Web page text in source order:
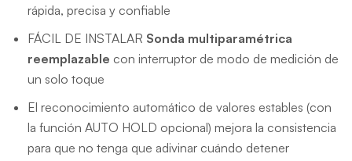
rápida, precisa y confiable
FÁCIL DE INSTALAR Sonda multiparamétrica
reemplazable con interruptor de modo de medición de
un solo toque
El reconocimiento automático de valores estables (con
la función AUTO HOLD opcional) mejora la consistencia
para que no tenga que adivinar cuándo detener